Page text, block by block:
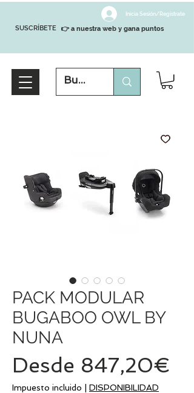
SUSCRÍBETE
Inicia Sesión/Regístrate
👉 a nuestra web y gana puntos
PACK MODULAR
BUGABOO OWL BY
NUNA
Desde 847,20€
Impuesto incluido DISPONIBILIDAD